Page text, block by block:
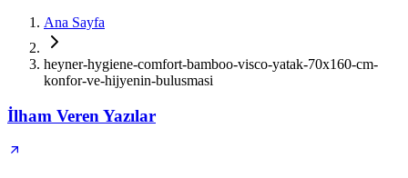
Ana Sayfa
heyner-hygiene-comfort-bamboo-visco-yatak-70x160-cm-
konfor-ve-hijyenin-bulusmasi
İlham Veren Yazılar